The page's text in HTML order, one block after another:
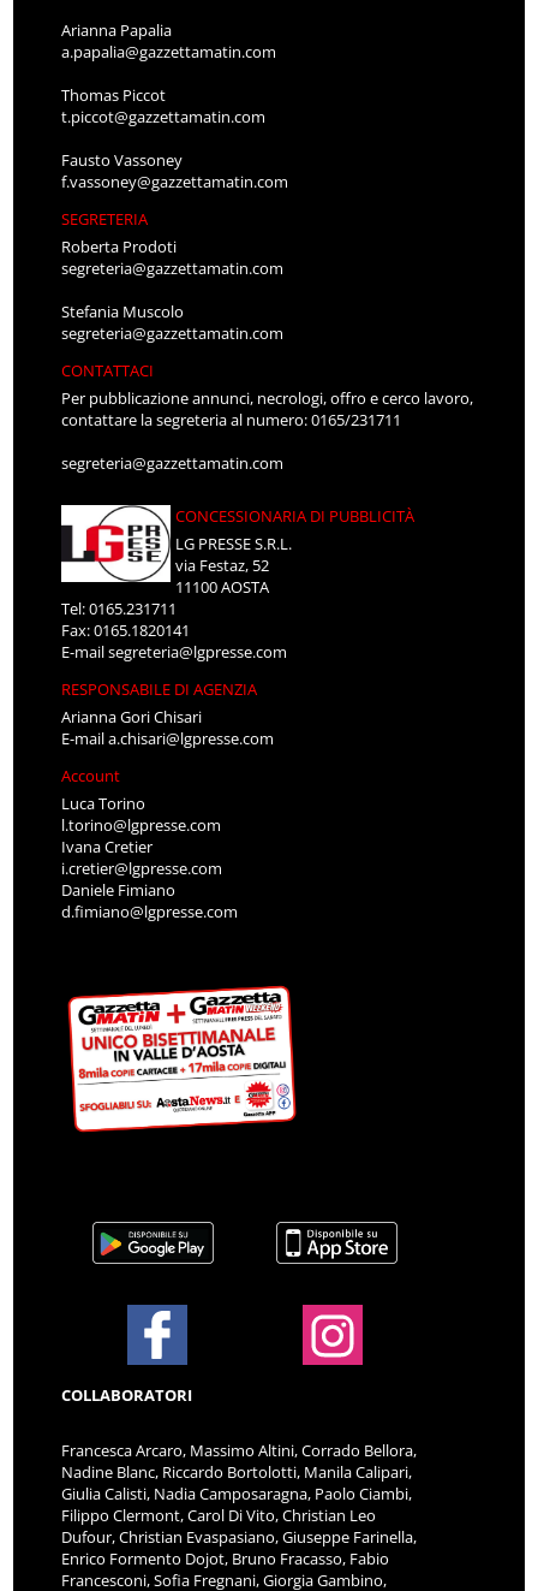
Arianna Papalia
a.papalia@gazzettamatin.com
Thomas Piccot
t.piccot@gazzettamatin.com
Fausto Vassoney
f.vassoney@gazzettamatin.com
SEGRETERIA
Roberta Prodoti
segreteria@gazzettamatin.com
Stefania Muscolo
segreteria@gazzettamatin.com
CONTATTACI
Per pubblicazione annunci, necrologi, offro e cerco lavoro,
contattare la segreteria al numero: 0165/231711
segreteria@gazzettamatin.com
CONCESSIONARIA DI PUBBLICITÀ
LG PRESSE S.R.L.
via Festaz, 52
11100 AOSTA
Tel: 0165.231711
Fax: 0165.1820141
E-mailsegreteria@lgpresse.com
RESPONSABILE DI AGENZIA
Arianna Gori Chisari
E-maila.chisari@lgpresse.com
Account
Luca Torino
l.torino@lgpresse.com
Ivana Cretier
i.cretier@lgpresse.com
Daniele Fimiano
d.fimiano@lgpresse.com
COLLABORATORI
Francesca Arcaro, Massimo Altini, Corrado Bellora,
Nadine Blanc, Riccardo Bortolotti, Manila Calipari,
Giulia Calisti, Nadia Camposaragna, Paolo Ciambi,
Filippo Clermont, Carol Di Vito, Christian Leo
Dufour, Christian Evaspasiano, Giuseppe Farinella,
Enrico Formento Dojot, Bruno Fracasso, Fabio
Francesconi, Sofia Fregnani, Giorgia Gambino,